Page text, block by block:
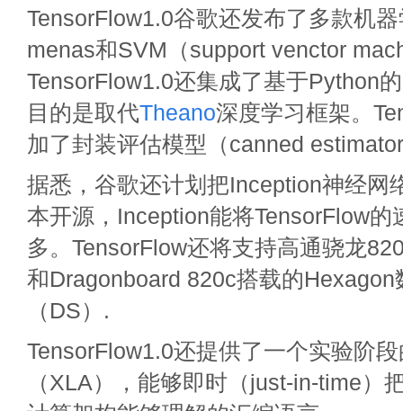
TensorFlow1.0谷歌还发布了多款机
menas和SVM（support venctor
TensorFlow1.0还集成了基于Python
目的是取代Theano深度学习框架。
加了封装评估模型（canned
据悉，谷歌还计划把Inception神经网
本开源，Inception能将TensorFlow的
多。TensorFlow还将支持高通骁龙
和Dragonboard 820c搭载的Hexagon
（DS）.
TensorFlow1.0还提供了一个实验阶
（XLA），能够即时（just-in-time）